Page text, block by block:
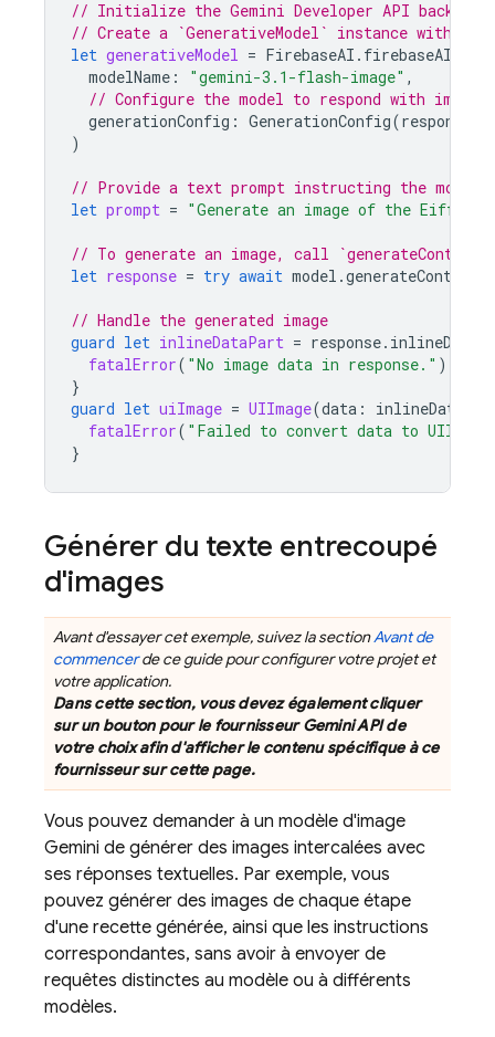
// Initialize the Gemini Developer API backend
// Create a `GenerativeModel` instance with a
let generativeModel = FirebaseAI . firebaseAI
modelName : "gemini-3.1-flash-image" ,
// Configure the model to respond with
generationConfig : GenerationConfig(
)
// Provide a text prompt instructing the model
let prompt = "Generate an image of the Eiffel
// To generate an image, call
let response = try await model .generateContent
// Handle the generated image
guard let inlineDataPart = response.
fatalError( "No image data in response." )
}
guard let uiImage = UIImage(data :
fatalError( "Failed to convert data to
}
Générer du texte entrecoupé
d'images
Avant d'essayer cet exemple, suivez la sectionAvant de
commencerde ce guide pour configurer votre projet et
votre application.
Dans cette section, vous devez également cliquer
sur un bouton pour le fournisseurGemini APIde
votre choix afin d'afficher le contenu spécifique à ce
fournisseur sur cette page.
Vous pouvez demander à un modèle d'image
Gemini de générer des images intercalées avec
ses réponses textuelles. Par exemple, vous
pouvez générer des images de chaque étape
d'une recette générée, ainsi que les instructions
correspondantes, sans avoir à envoyer de
requêtes distinctes au modèle ou à différents
modèles.